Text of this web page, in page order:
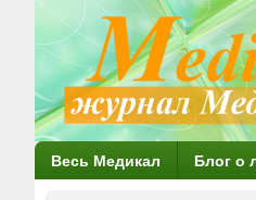
Г
Весь Медикал Блог о